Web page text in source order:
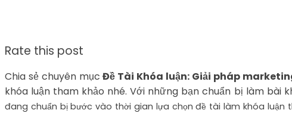
Rate this post
Chia sẻ chuyên mụcĐề Tài Khóa luận: Giải pháp
khóa luận tham khảo nhé. Với những bạn chuẩn bị làm bài
đang chuẩn bị bước vào thời gian lựa chọn đề tài làm khóa luận